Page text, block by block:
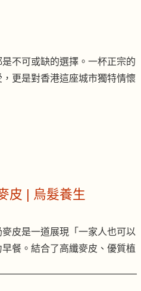
不可或缺的選擇。一杯正宗的
更是對香港這座城市獨特情懷
皮 | 烏髮養生
皮是一道展現「一家人也可以
餐。結合了高纖麥皮、優質植